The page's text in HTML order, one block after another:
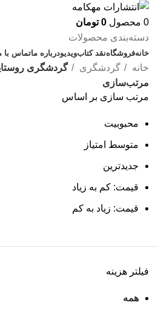
0 محصول 0 تومان
دسته‌بندی محصولات
خانهفروشگاهنقد کتابویدیودرباره‌ ماتماس با
خانه گردشگری
گردشگری
مرتب‌سازی
مرتب سازی بر اساس
محبوبیت
متوسط امتیاز
جدیدترین
قیمت: کم به زیاد
قیمت: زیاد به کم
فیلتر هزینه
همه